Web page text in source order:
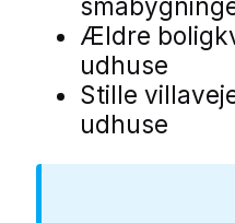
Ældre
udhuse
Stille
udhuse